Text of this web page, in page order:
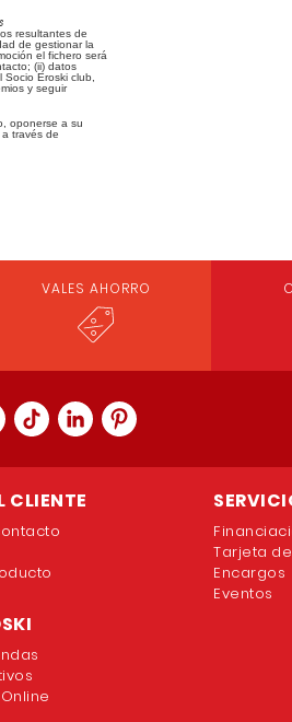
resultantes de
de gestionar la
el fichero será
(ii) datos
Eroski club,
y seguir
oponerse a su
través de
VALES AHORRO
CLIENTE
Tarjeta de
Encargos
Eventos